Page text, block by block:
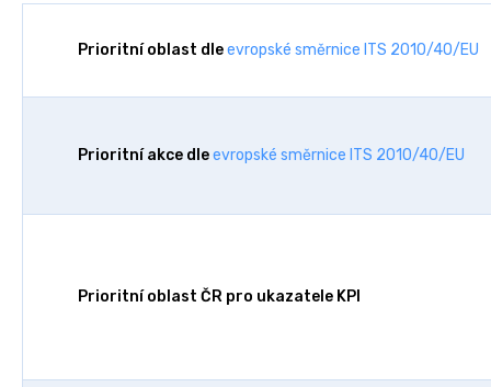
Prioritní oblast dleevropské směrnice ITS 2010/40/EU
Prioritní akce dleevropské směrnice ITS 2010/40/EU
Prioritní oblast ČR pro ukazatele KPI